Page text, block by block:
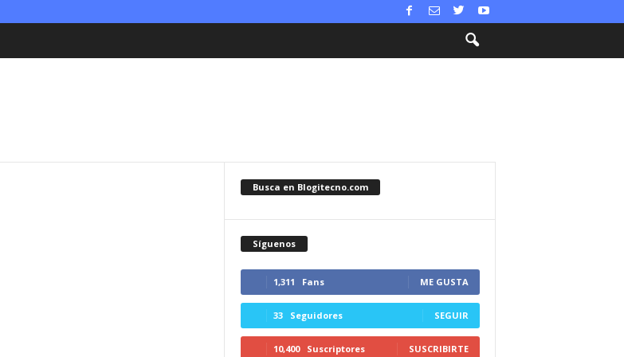
Busca en Blogitecno.com
Síguenos
1,311 Fans ME GUSTA
33 Seguidores SEGUIR
10,400 Suscriptores SUSCRIBIRTE